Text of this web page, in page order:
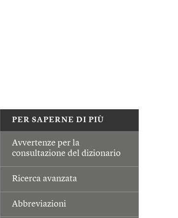
PER SAPERNE DI PIÙ
Avvertenze per la
consultazione del dizionario
Ricerca avanzata
Abbreviazioni